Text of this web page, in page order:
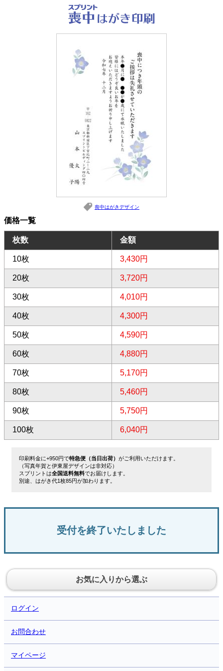
喪中はがきデザイン
価格一覧
枚数 金額
10枚 3,430円
20枚 3,720円
30枚 4,010円
40枚 4,300円
50枚 4,590円
60枚 4,880円
70枚 5,170円
80枚 5,460円
90枚 5,750円
100枚 6,040円
印刷料金に+950円で特急便（当日出荷） がご利用いただけます。
（写真年賀と伊東屋デザインは非対応）
スプリントは全国送料無料でお届けします。
別途、はがき代1枚85円が加わります。
受付を終了いたしました
お気に入りから選ぶ
ログイン
お問合わせ
マイページ